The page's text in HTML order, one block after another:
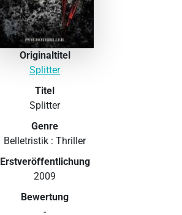
Originaltitel
Splitter
Titel
Splitter
Genre
Belletristik : Thriller
Erstveröffentlichung
2009
Bewertung
-